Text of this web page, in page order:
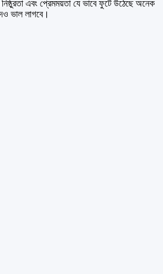
নিষ্ঠুরতা এবং প্রেমময়তা যে ভাবে ফুটে উঠেছে অনেক
ভাল লাগবে।